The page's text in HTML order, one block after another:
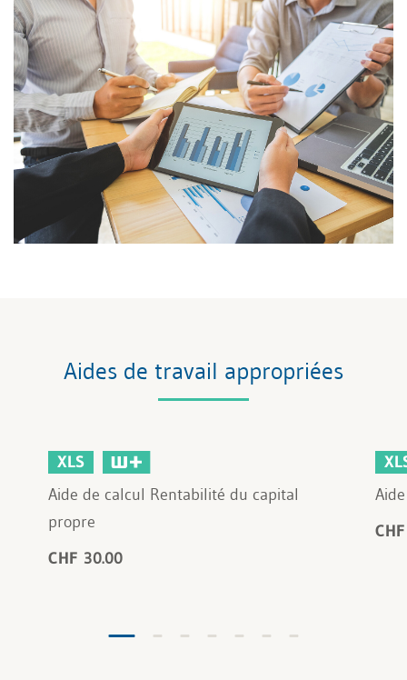
Aides de travail appropriées
XLS
Aide de calcul Rentabilité du capital
propre
CHF 30.00